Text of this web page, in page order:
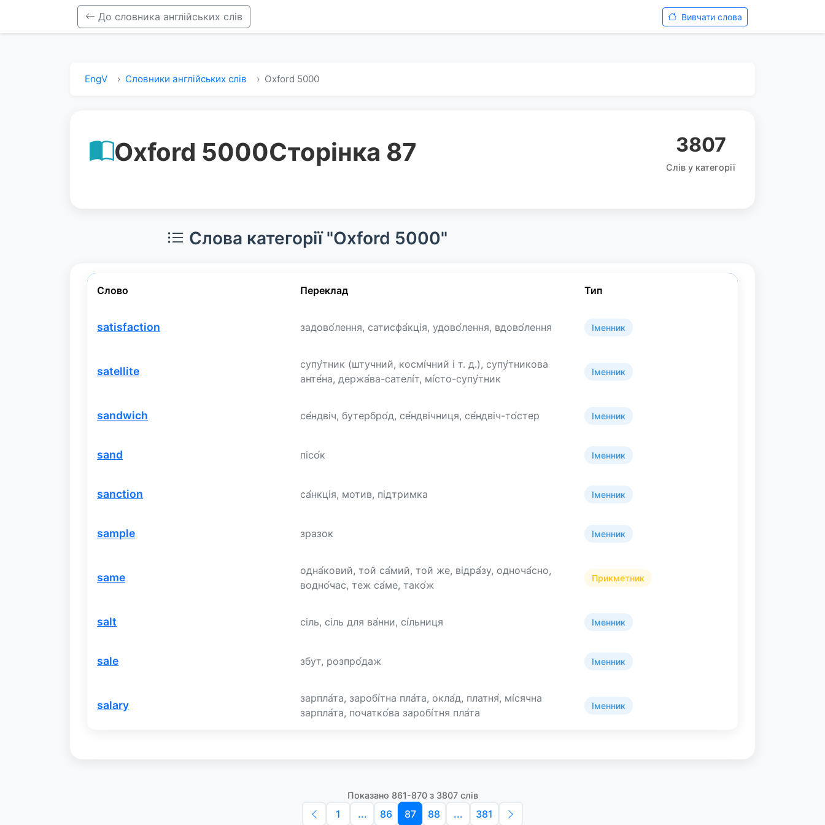
До словника англійських слів Вивчати слова
EngV Словники англійських слів Oxford 5000
Oxford 5000Сторінка 87 3807
Слів у категорії
Слова категорії "Oxford 5000"
Слово Переклад Тип
satisfaction задово́лення, сатисфа́кція, удово́лення, вдово́лення Іменник
satellite
супу́тник (штучний, космі́чний і т. д.), супу́тникова
анте́на, держа́ва-сателі́т, мі́сто-супу́тник
Іменник
sandwich се́ндвіч, бутербро́д, се́ндвічниця, се́ндвіч-то́стер Іменник
sand пісо́к Іменник
sanction са́нкція, мотив, підтримка Іменник
sample зразок Іменник
same
одна́ковий, той са́мий, той же, відра́зу, одноча́сно,
водно́час, теж са́ме, тако́ж
Прикметник
salt сіль, сіль для ва́нни, сі́льниця Іменник
sale збут, розпро́даж Іменник
salary
зарпла́та, заробі́тна пла́та, окла́д, платня́, мі́сячна
зарпла́та, початко́ва заробі́тня пла́та
Іменник
Показано 861-870 з 3807 слів
1 ... 86 87 88 ... 381